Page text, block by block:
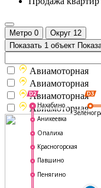
Метро 0 Округ 12
Показать 1 объект
Нахабино
Аникеевка
Опалиха
Красногорская
Павшино
Пенягино
Авиамоторная
Авиамоторная
Авиамоторная
Авиамоторная